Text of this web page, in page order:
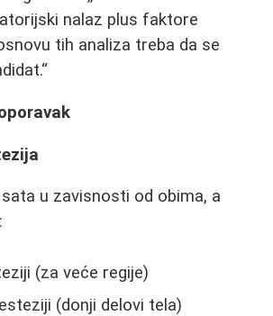
nalaz plus faktore
tih analiza treba da se
u zavisnosti od obima, a
(za veće regije)
(donji delovi tela)